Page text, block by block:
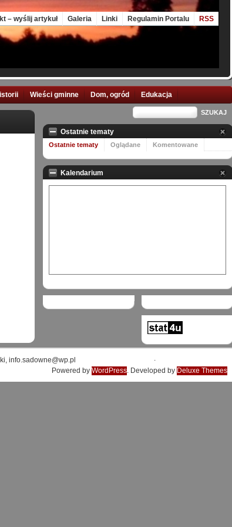
– wyślij artykuł Galeria Linki Regulamin Portalu RSS
Wieści gminne Dom, ogród Edukacja
Ostatnie tematy
Ostatnie tematy Oglądane Komentowane
Kalendarium
info.sadowne@wp.pl
.
Powered by WordPress. Developed by Deluxe Themes